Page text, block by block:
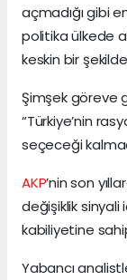
açmadığı gibi
politika ülkede
keskin bir
Şimşek göreve
“Türkiye’nin
seçeceği
AKP’nin son
değişiklik sinyali
kabiliyetine
Yabancı